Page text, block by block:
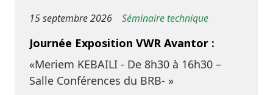
15 septembre 2026 Séminaire technique
Journée Exposition VWR Avantor :
«Meriem KEBAILI - De 8h30 à 16h30 –
Salle Conférences du BRB- »